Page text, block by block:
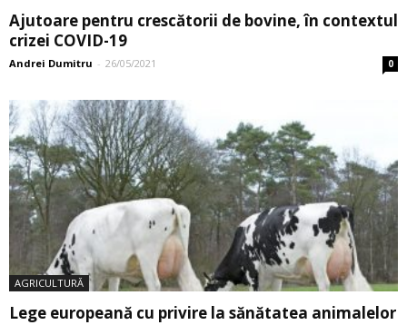
Ajutoare pentru crescătorii de bovine, în contextul
crizei COVID-19
Andrei Dumitru - 26/05/2021 0
AGRICULTURĂ
Lege europeană cu privire la sănătatea animalelor